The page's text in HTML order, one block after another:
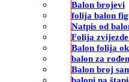
Balon brojevi
folija balon
Natpis od
Folija
Balon folija
balon za
Balon broj
baloni na